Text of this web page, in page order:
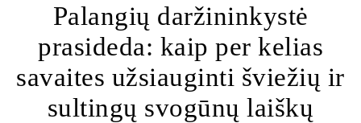
Palangių daržininkystė
prasideda: kaip per kelias
savaites užsiauginti šviežių ir
sultingų svogūnų laiškų